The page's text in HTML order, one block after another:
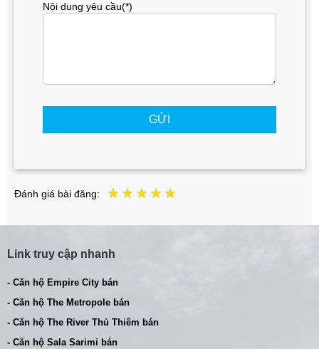
Nội dung yêu cầu(*)
GỬI
Đánh giá bài đăng:
Link truy cập nhanh
- Căn hộ Empire City bán
- Căn hộ The Metropole bán
- Căn hộ The River Thủ Thiêm bán
- Căn hộ Sala Sarimi bán